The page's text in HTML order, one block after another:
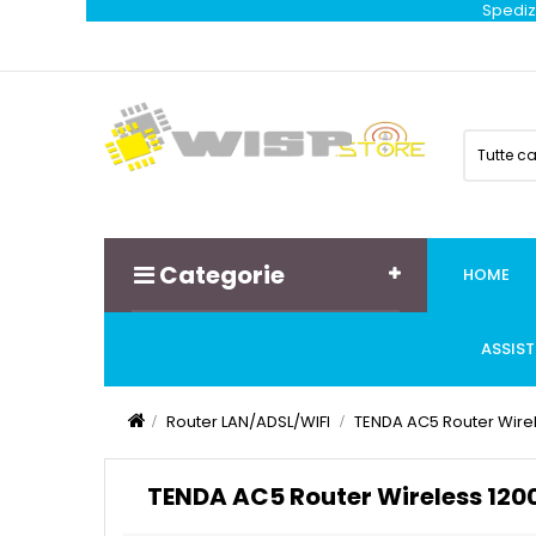
Tutte
Categorie HOME
Router LAN/ADSL/WIFI TENDA AC5 Router
TENDA AC5 Router Wireless